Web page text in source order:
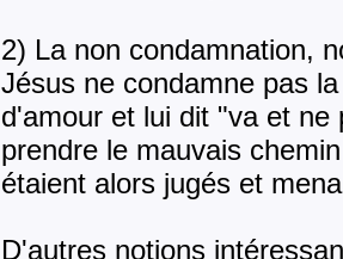
2) La non condamnation,
Jésus ne condamne pas
d'amour et lui dit "va et
prendre le mauvais
étaient alors jugés et
D'autres notions